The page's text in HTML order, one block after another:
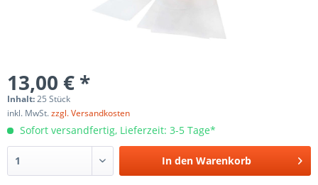
13,00 € *
Inhalt:25 Stück
inkl. MwSt.zzgl. Versandkosten
Sofort versandfertig, Lieferzeit: 3-5 Tage*
In den Warenkorb